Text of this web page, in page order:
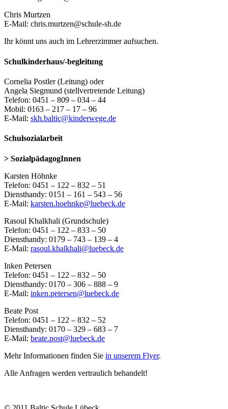
Chris Murtzen
E-Mail: chris.murtzen@schule-sh.de
Ihr könnt uns auch im Lehrerzimmer aufsuchen.
Schulkinderhaus/-begleitung
Cornelia Postler (Leitung) oder
Angela Siegmund (stellvertretende Leitung)
Telefon: 0451 – 809 – 034 – 44
Mobil: 0163 – 217 – 17 – 96
E-Mail: skh.baltic@kinderwege.de
Schulsozialarbeit
> SozialpädagogInnen
Karsten Höhnke
Telefon: 0451 – 122 – 832 – 51
Diensthandy: 0151 – 161 – 543 – 56
E-Mail: karsten.hoehnke@luebeck.de
Rasoul Khalkhali (Grundschule)
Telefon: 0451 – 122 – 833 – 50
Diensthandy: 0179 – 743 – 139 – 4
E-Mail: rasoul.khalkhali@luebeck.de
Inken Petersen
Telefon: 0451 – 122 – 832 – 50
Diensthandy: 0170 – 306 – 888 – 9
E-Mail: inken.petersen@luebeck.de
Beate Post
Telefon: 0451 – 122 – 832 – 52
Diensthandy: 0170 – 329 – 683 – 7
E-Mail: beate.post@luebeck.de
Mehr Informationen finden Sie in unserem Flyer.
Alle Anfragen werden vertraulich behandelt!